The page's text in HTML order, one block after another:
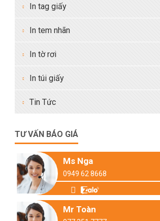
In tag giấy
In tem nhãn
In tờ rơi
In túi giấy
Tin Tức
TƯ VẤN BÁO GIÁ
Ms Nga
0949 62 8668
Mr Toàn